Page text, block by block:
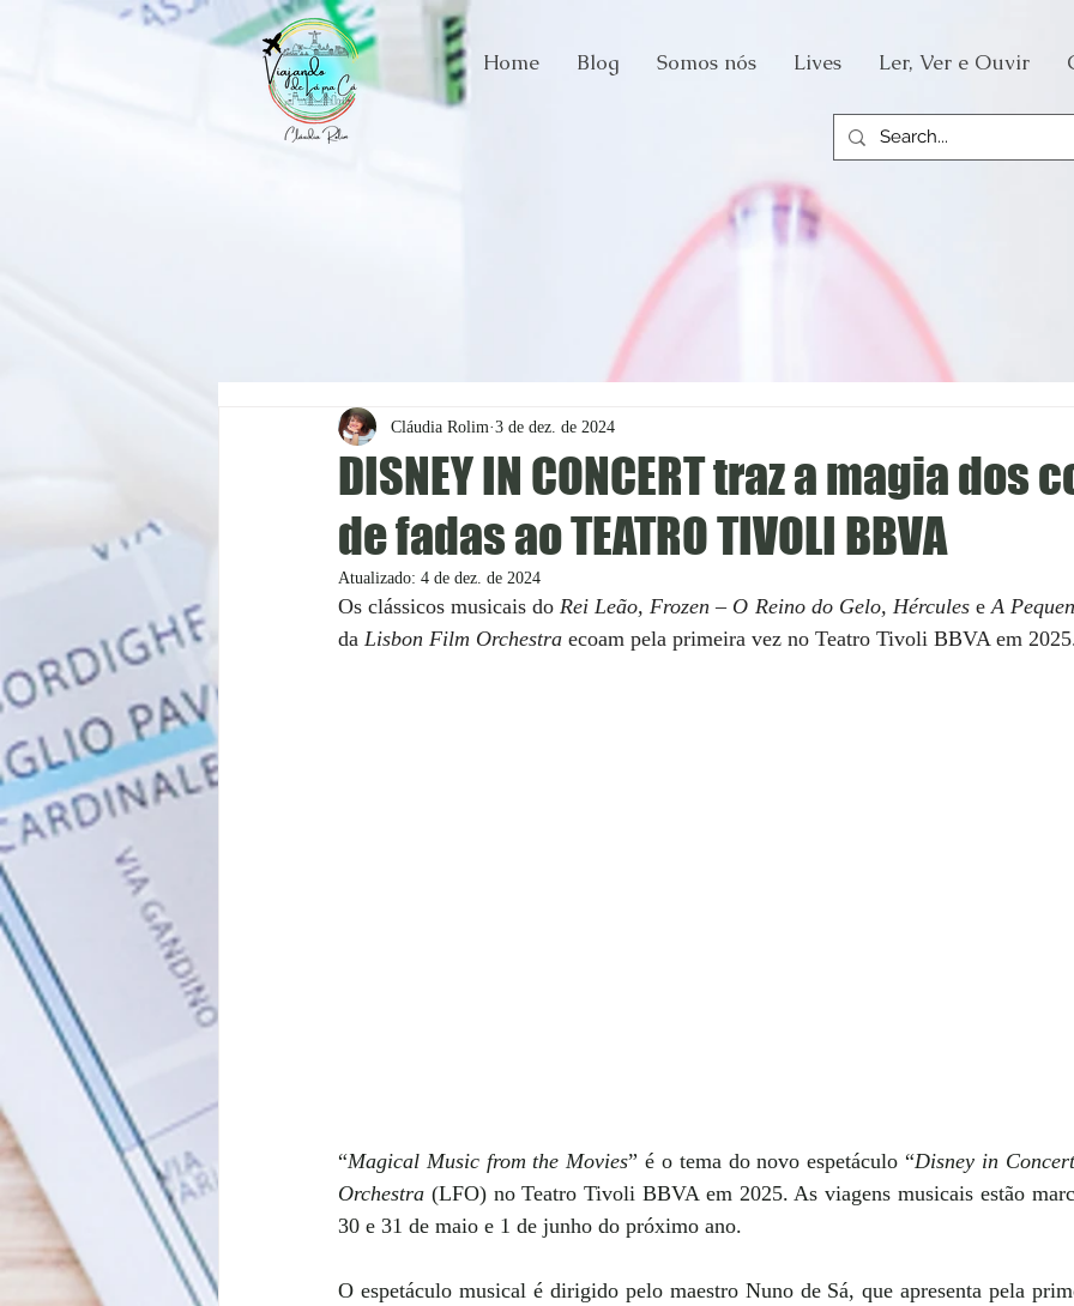
Home Blog Somos nós Lives Ler, Ver e Ouvir
DISNEY IN CONCERT traz a magia dos
de fadas ao TEATRO TIVOLI BBVA
Cláudia Rolim 3 de dez. de 2024
Atualizado: 4 de dez. de 2024
Os clássicos musicais do Rei Leão, Frozen – O Reino do Gelo, Hércules e A
da Lisbon Film Orchestra ecoam pela primeira vez no Teatro Tivoli BBVA em
“Magical Music from the Movies” é o tema do novo espetáculo “Disney in Concert
Orchestra (LFO) no Teatro Tivoli BBVA em 2025. As viagens musicais estão
30 e 31 de maio e 1 de junho do próximo ano.
O espetáculo musical é dirigido pelo maestro Nuno de Sá, que apresenta pela